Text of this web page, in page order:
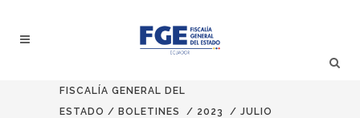
FISCALÍA GENERAL DEL
ESTADO / BOLETINES / 2023 / JULIO